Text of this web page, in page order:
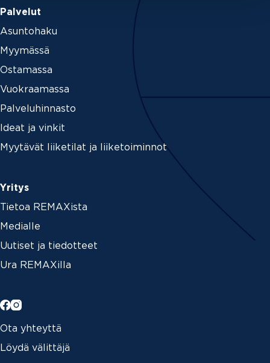
Palvelut
Asuntohaku
Myymässä
Ostamassa
Vuokraamassa
Palveluhinnasto
Ideat ja vinkit
Myytävät liiketilat ja liiketoiminnot
Yritys
Tietoa REMAXista
Medialle
Uutiset ja tiedotteet
Ura REMAXilla
Ota yhteyttä
Löydä välittäjä